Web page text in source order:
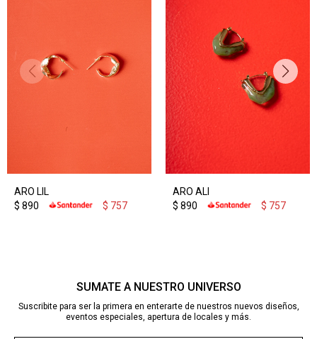
ARO LIL
$ 890 $ 757
ARO ALI
$ 890 $ 757
SUMATE A NUESTRO UNIVERSO
Suscribite para ser la primera en enterarte de nuestros nuevos diseños,
eventos especiales, apertura de locales y más.